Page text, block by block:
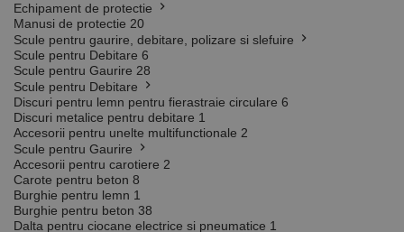
Echipament de protectie
Manusi de protectie 20
Scule pentru gaurire, debitare, polizare si slefuire
Scule pentru Debitare 6
Scule pentru Gaurire 28
Scule pentru Debitare
Discuri pentru lemn pentru fierastraie circulare 6
Discuri metalice pentru debitare 1
Accesorii pentru unelte multifunctionale 2
Scule pentru Gaurire
Accesorii pentru carotiere 2
Carote pentru beton 8
Burghie pentru lemn 1
Burghie pentru beton 38
Dalta pentru ciocane electrice si pneumatice 1